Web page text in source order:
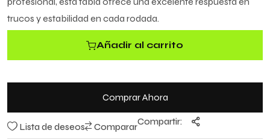
o
0
d
trucos y estabilidad en cada rodada.
Añadir al carrito
Comprar Ahora
Lista de deseos CompararCompartir: